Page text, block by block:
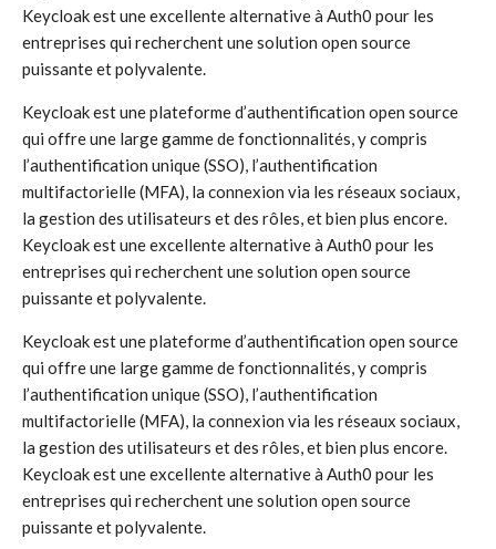
Keycloak est une excellente alternative à Auth0 pour les
entreprises qui recherchent une solution open source
puissante et polyvalente.
Keycloak est une plateforme d’authentification open source
qui offre une large gamme de fonctionnalités, y compris
l’authentification unique (SSO), l’authentification
multifactorielle (MFA), la connexion via les réseaux sociaux,
la gestion des utilisateurs et des rôles, et bien plus encore.
Keycloak est une excellente alternative à Auth0 pour les
entreprises qui recherchent une solution open source
puissante et polyvalente.
Keycloak est une plateforme d’authentification open source
qui offre une large gamme de fonctionnalités, y compris
l’authentification unique (SSO), l’authentification
multifactorielle (MFA), la connexion via les réseaux sociaux,
la gestion des utilisateurs et des rôles, et bien plus encore.
Keycloak est une excellente alternative à Auth0 pour les
entreprises qui recherchent une solution open source
puissante et polyvalente.